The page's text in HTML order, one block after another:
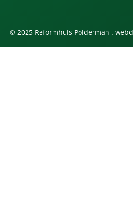
© 2025 Reformhuis Polderman .